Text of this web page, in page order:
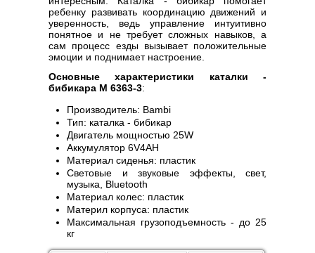
ребенку развивать координацию движений и
уверенность, ведь управление интуитивно
понятное и не требует сложных навыков, а
сам процесс езды вызывает положительные
эмоции и поднимает настроение.
Основные характеристики каталки -
бибикара M 6363-3:
Производитель: Bambi
Тип: каталка - бибикар
Двигатель мощностью 25W
Аккумулятор 6V4AH
Материал сиденья: пластик
Световые и звуковые эффекты, свет,
музыка, Bluetooth
Материал колес: пластик
Материл корпуса: пластик
Максимальная грузоподъемность - до 25
кг